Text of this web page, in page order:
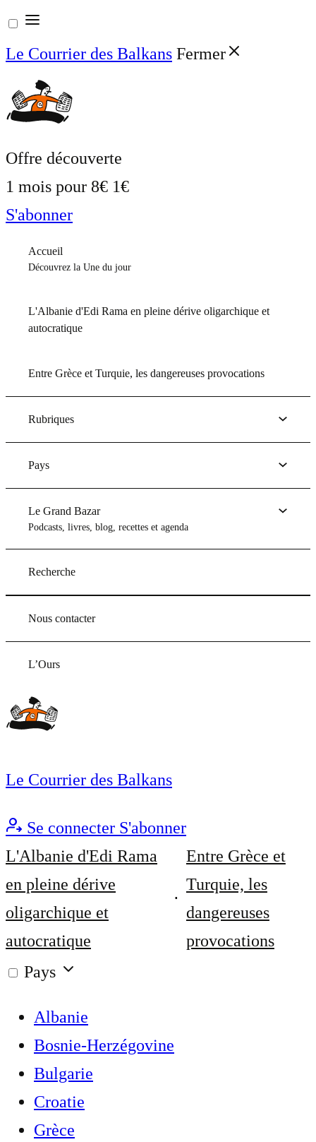
Aller
au
contenu
Le Courrier des Balkans Fermer
Offre découverte
1 mois pour 8€ 1€
S'abonner
Accueil
Découvrez la Une du jour
L'Albanie d'Edi Rama en pleine dérive oligarchique et
autocratique
Entre Grèce et Turquie, les dangereuses provocations
Rubriques
Pays
Le Grand Bazar
Podcasts, livres, blog, recettes et agenda
Recherche
Nous contacter
L’Ours
Le Courrier des Balkans
Se connecter S'abonner
L'Albanie d'Edi Rama
en pleine dérive
oligarchique et
autocratique
Entre Grèce et
Turquie, les
dangereuses
provocations
Pays
Albanie
Bosnie-Herzégovine
Bulgarie
Croatie
Grèce